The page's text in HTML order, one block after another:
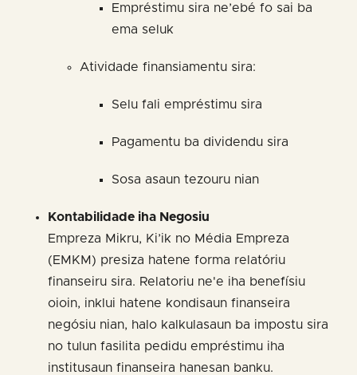
Empréstimu sira ne’ebé fo sai ba
ema seluk
Atividade finansiamentu sira:
Selu fali empréstimu sira
Pagamentu ba dividendu sira
Sosa asaun tezouru nian
Kontabilidade iha Negosiu
Empreza Mikru, Ki’ik no Média Empreza
(EMKM) presiza hatene forma relatóriu
finanseiru sira. Relatoriu ne'e iha benefísiu
oioin, inklui hatene kondisaun finanseira
negósiu nian, halo kalkulasaun ba impostu sira
no tulun fasilita pedidu empréstimu iha
institusaun finanseira hanesan banku.